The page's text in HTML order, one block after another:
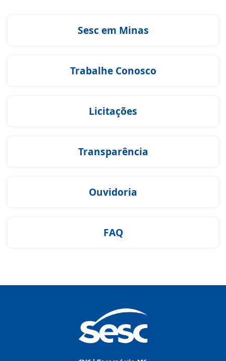
Sesc em Minas
Trabalhe Conosco
Licitações
Transparência
Ouvidoria
FAQ